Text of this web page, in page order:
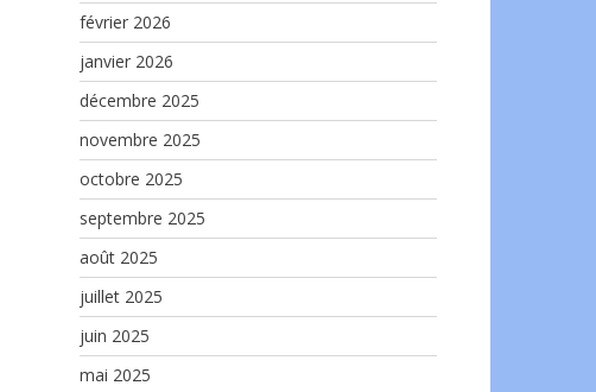
février 2026
janvier 2026
décembre 2025
novembre 2025
octobre 2025
septembre 2025
août 2025
juillet 2025
juin 2025
mai 2025